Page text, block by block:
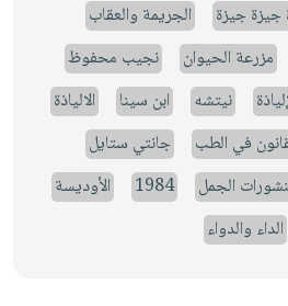
جيزة جيزة
الجريمة والعقاب
مزرعة الحيوان
نجيب محفوظ
نيتشه ابن سينا
الالياذة
في الطب
جانتي ستايل
الجمل 1984
الأوديسة
الداء والدواء